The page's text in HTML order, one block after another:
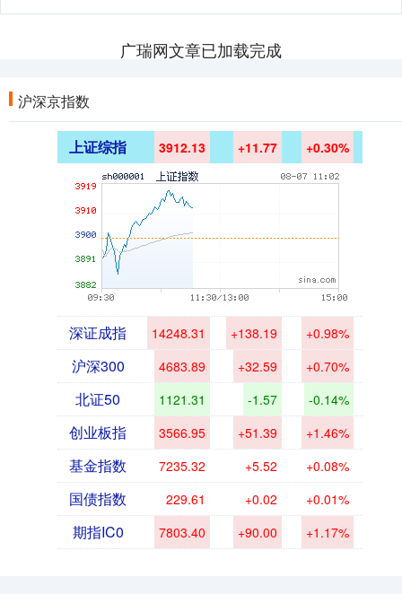
广瑞网文章已加载完成
沪深京指数
上证综指 3912.13 +11.77 +0.30%
深证成指 14248.31 +138.19 +0.98%
沪深300 4683.89 +32.59 +0.70%
北证50 1121.31 -1.57 -0.14%
创业板指 3566.95 +51.39 +1.46%
基金指数 7235.32 +5.52 +0.08%
国债指数 229.61 +0.02 +0.01%
期指IC0 7803.40 +90.00 +1.17%